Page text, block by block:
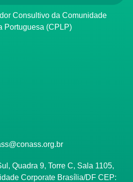
Portuguesa (CPLP)
Quadra 9, Torre C, Sala 1105,
Corporate Brasília/DF CEP: